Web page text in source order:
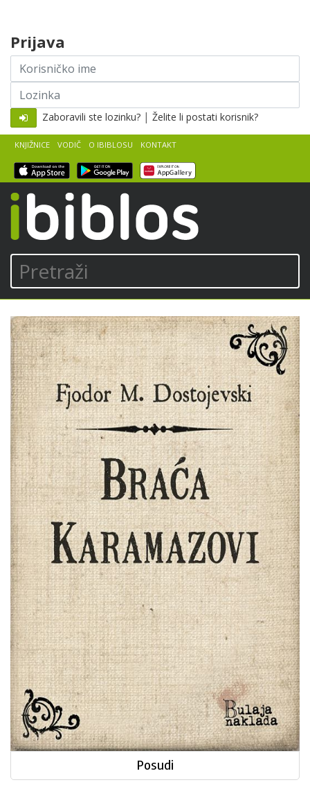
Pretraži
KNJIŽNICE VODIČ O IBIBLOSU KONTAKT
Prijava
Korisničko
ime
Lozinka
Zaboravili ste lozinku? | Želite li postati korisnik?
Fjodor
Mihajlovič
Dostojevski
Braća
Karamazovi
Pretpregled
Posudi